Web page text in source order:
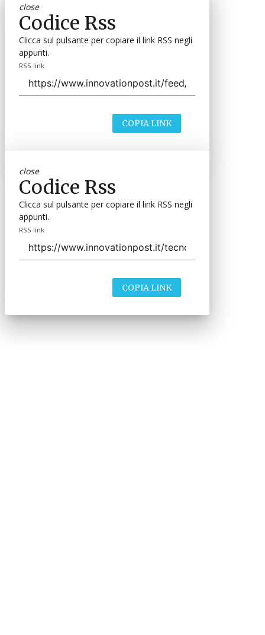
close
Codice Rss
Clicca sul pulsante per copiare il link RSS negli
appunti.
RSS link
COPIA LINK
close
Codice Rss
Clicca sul pulsante per copiare il link RSS negli
appunti.
RSS link
COPIA LINK